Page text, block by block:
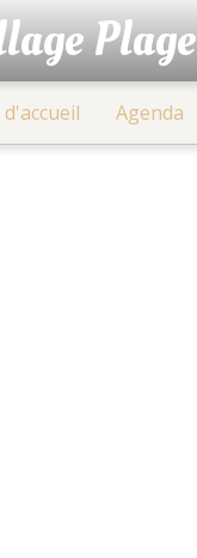
Plage
d'accueil Agenda